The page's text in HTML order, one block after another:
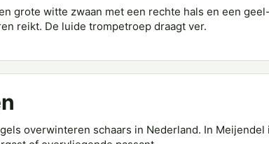
grote witte zwaan met een rechte hals en een
reikt. De luide trompetroep draagt ver.
overwinteren schaars in Nederland. In Meijendel